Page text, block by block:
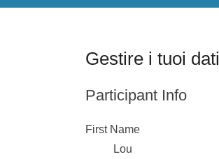
Gestire i tuoi dati
Participant Info
First Name
Lou